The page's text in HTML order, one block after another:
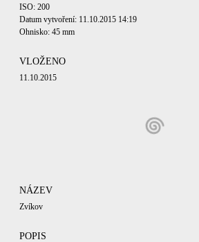
ISO: 200
Datum vytvoření: 11.10.2015 14:19
Ohnisko: 45 mm
VLOŽENO
11.10.2015
NÁZEV
Zvíkov
POPIS